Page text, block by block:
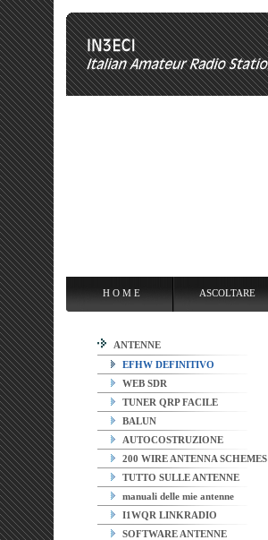
ANTENNE
EFHW DEFINITIVO
WEB SDR
TUNER QRP FACILE
BALUN
AUTOCOSTRUZIONE
200 WIRE ANTENNA SCHEMES
TUTTO SULLE ANTENNE
manuali delle mie antenne
I1WQR LINKRADIO
SOFTWARE ANTENNE
H O M E ASCOLTARE